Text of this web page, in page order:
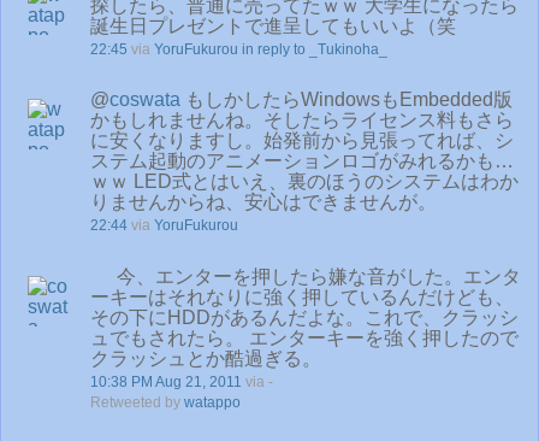
探したら、普通に売ってたｗｗ 大学生になったら
誕生日プレゼントで進呈してもいいよ（笑
22:45 via YoruFukurou in reply to _Tukinoha_
@coswata もしかしたらWindowsもEmbedded版
かもしれませんね。そしたらライセンス料もさら
に安くなりますし。始発前から見張ってれば、シ
ステム起動のアニメーションロゴがみれるかも…
ｗｗ LED式とはいえ、裏のほうのシステムはわか
りませんからね、安心はできませんが。
22:44 via YoruFukurou
今、エンターを押したら嫌な音がした。エンタ
ーキーはそれなりに強く押しているんだけども、
その下にHDDがあるんだよな。これで、クラッシ
ュでもされたら。 エンターキーを強く押したので
クラッシュとか酷過ぎる。
10:38 PM Aug 21, 2011 via -
Retweeted by watappo